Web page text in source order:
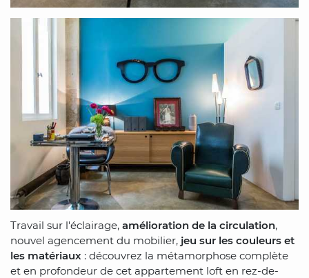
Travail sur l'éclairage, amélioration de la circulation,
nouvel agencement du mobilier, jeu sur les couleurs et
les matériaux : découvrez la métamorphose complète
et en profondeur de cet appartement loft en rez-de-